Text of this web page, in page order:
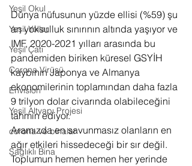
Yeşil Okul
Yeşil Yollar
Yeşil Çatı
Corona Virüsü
Envision
Yeşil Altyapı Projesi
corona ve binalar
Sağlıklı Bina
Dünya nüfusunun yüzde ellisi (%59) şu
an yoksulluk sınırının altında yaşıyor ve
IMF, 2020-2021 yılları arasında bu
pandemiden biriken küresel GSYİH
kaybının Japonya ve Almanya
ekonomilerinin toplamından daha fazla
9 trilyon dolar civarında olabileceğini
tahmin ediyor.
Aramızda en savunmasız olanların en
ağır etkileri hissedeceği bir sır değil.
Toplumun hemen hemen her yerinde